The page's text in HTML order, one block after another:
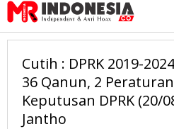
Lewati
ke
konten
Cutih : DPRK 2019-
36 Qanun, 2
Keputusan DPRK (20/
Jantho